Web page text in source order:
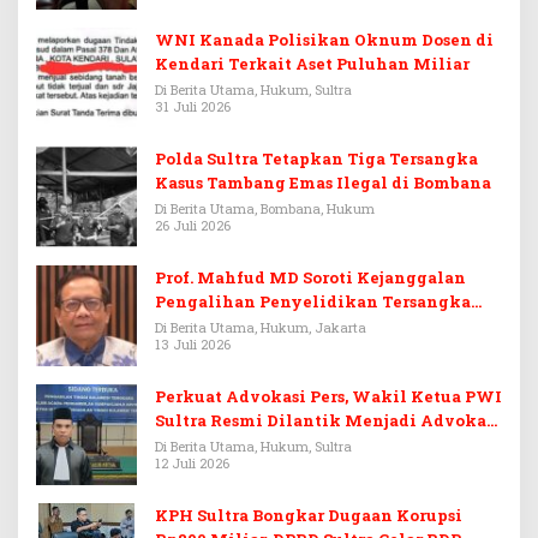
WNI Kanada Polisikan Oknum Dosen di
Kendari Terkait Aset Puluhan Miliar
Di Berita Utama, Hukum, Sultra
31 Juli 2026
Polda Sultra Tetapkan Tiga Tersangka
Kasus Tambang Emas Ilegal di Bombana
Di Berita Utama, Bombana, Hukum
26 Juli 2026
Prof. Mahfud MD Soroti Kejanggalan
Pengalihan Penyelidikan Tersangka
Febrie Adriansyah
Di Berita Utama, Hukum, Jakarta
13 Juli 2026
Perkuat Advokasi Pers, Wakil Ketua PWI
Sultra Resmi Dilantik Menjadi Advokat
PERADI
Di Berita Utama, Hukum, Sultra
12 Juli 2026
KPH Sultra Bongkar Dugaan Korupsi